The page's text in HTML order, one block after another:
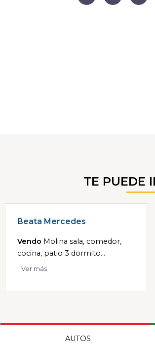
TE PUEDE
Beata Mercedes
Vendo Molina sala, comedor,
cocina, patio 3 dormito...
Ver más
AUTOS